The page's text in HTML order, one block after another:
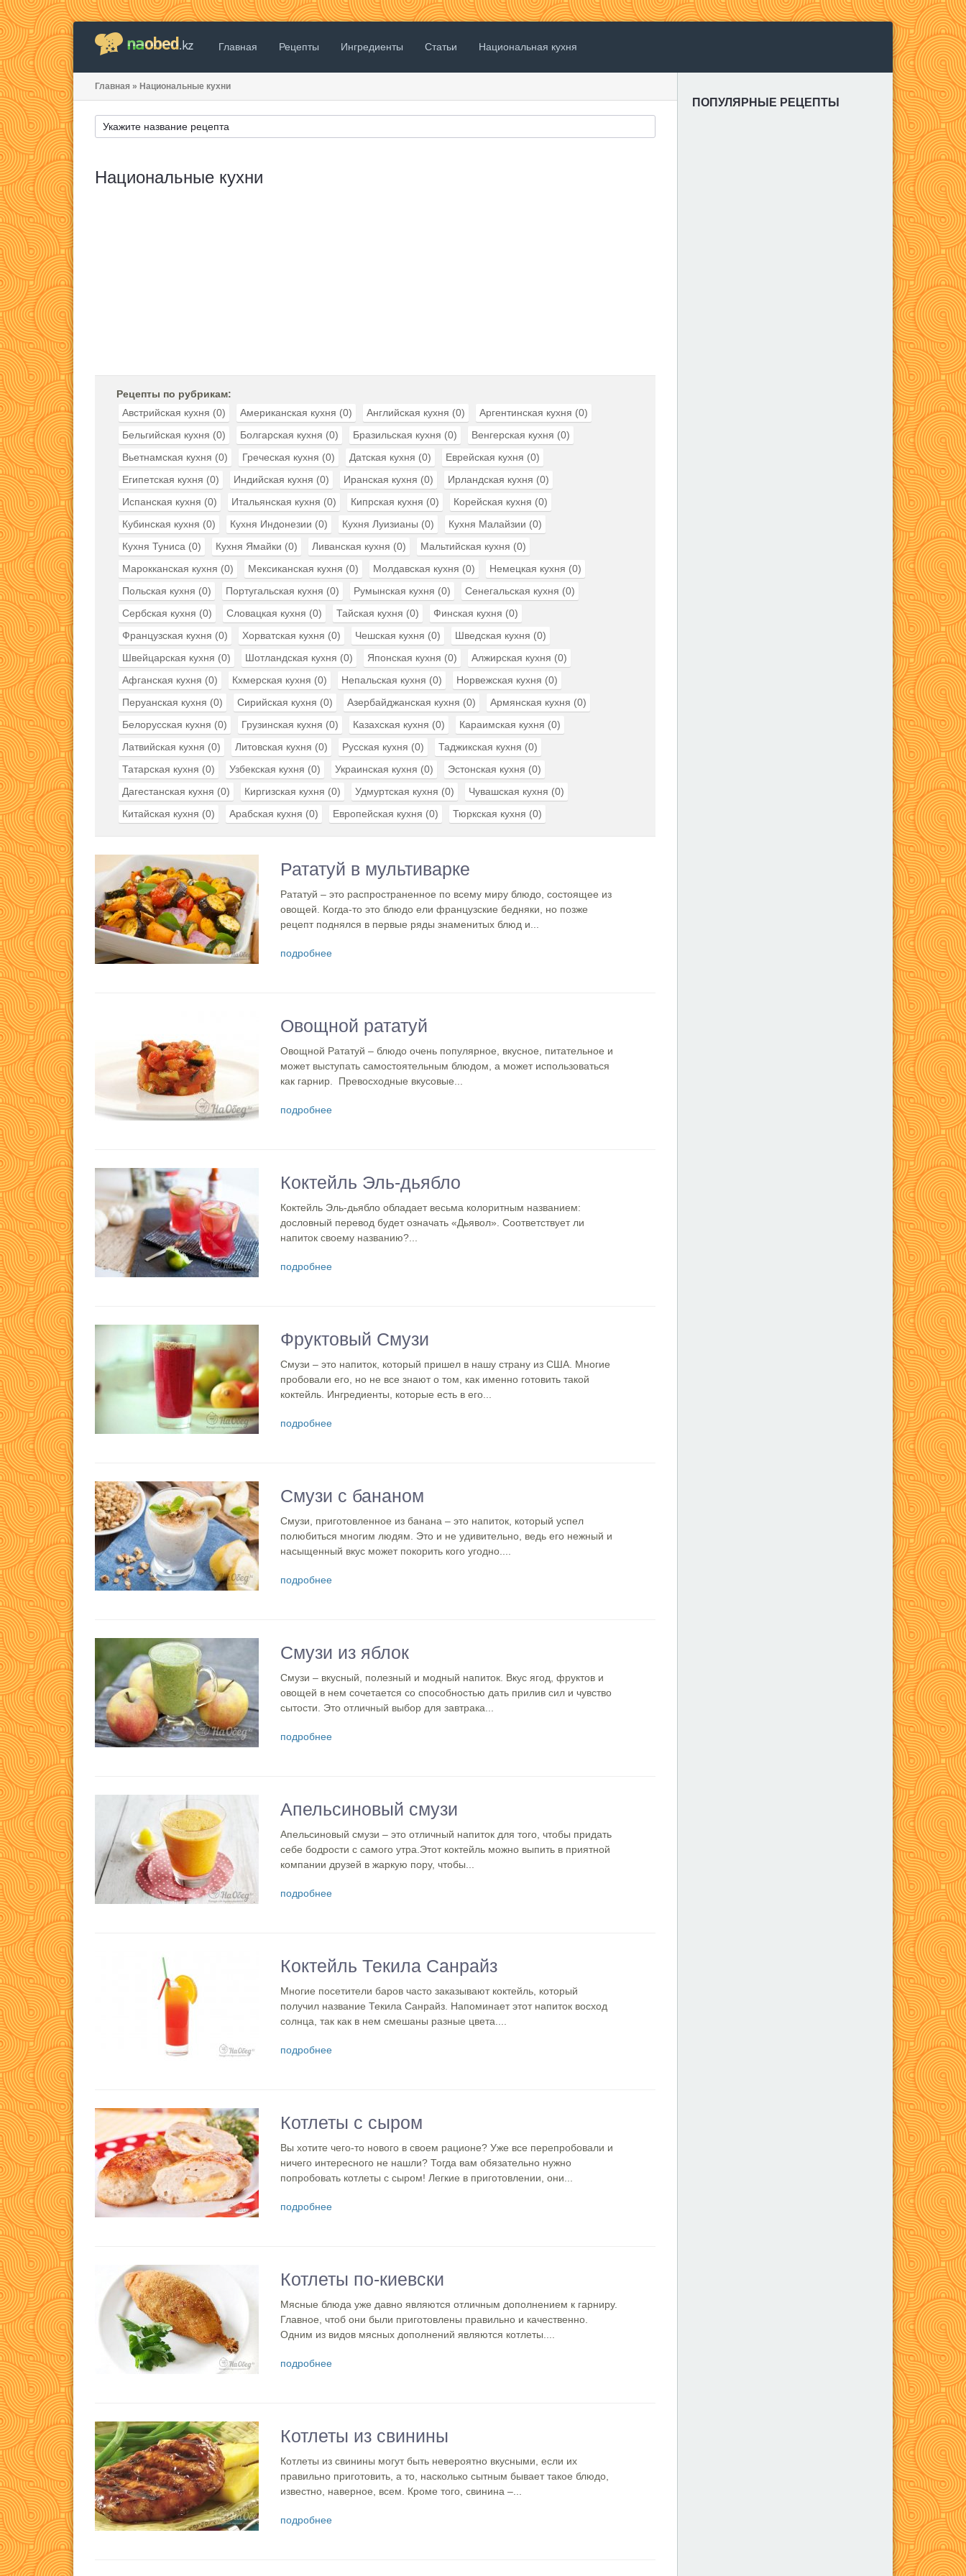
Главная Рецепты Ингредиенты Статьи Национальная кухня
Главная » Национальные кухни
Национальные кухни
Рецепты по рубрикам:
Австрийская кухня (0) Американская кухня (0) Английская кухня (0) Аргентинская кухня (0)
Бельгийская кухня (0) Болгарская кухня (0) Бразильская кухня (0) Венгерская кухня (0)
Вьетнамская кухня (0) Греческая кухня (0) Датская кухня (0) Еврейская кухня (0)
Египетская кухня (0) Индийская кухня (0) Иранская кухня (0) Ирландская кухня (0)
Испанская кухня (0) Итальянская кухня (0) Кипрская кухня (0) Корейская кухня (0)
Кубинская кухня (0) Кухня Индонезии (0) Кухня Луизианы (0) Кухня Малайзии (0)
Кухня Туниса (0) Кухня Ямайки (0) Ливанская кухня (0) Мальтийская кухня (0)
Марокканская кухня (0) Мексиканская кухня (0) Молдавская кухня (0) Немецкая кухня (0)
Польская кухня (0) Португальская кухня (0) Румынская кухня (0) Сенегальская кухня (0)
Сербская кухня (0) Словацкая кухня (0) Тайская кухня (0) Финская кухня (0)
Французская кухня (0) Хорватская кухня (0) Чешская кухня (0) Шведская кухня (0)
Швейцарская кухня (0) Шотландская кухня (0) Японская кухня (0) Алжирская кухня (0)
Афганская кухня (0) Кхмерская кухня (0) Непальская кухня (0) Норвежская кухня (0)
Перуанская кухня (0) Сирийская кухня (0) Азербайджанская кухня (0) Армянская кухня (0)
Белорусская кухня (0) Грузинская кухня (0) Казахская кухня (0) Караимская кухня (0)
Латвийская кухня (0) Литовская кухня (0) Русская кухня (0) Таджикская кухня (0)
Татарская кухня (0) Узбекская кухня (0) Украинская кухня (0) Эстонская кухня (0)
Дагестанская кухня (0) Киргизская кухня (0) Удмуртская кухня (0) Чувашская кухня (0)
Китайская кухня (0) Арабская кухня (0) Европейская кухня (0) Тюркская кухня (0)
Рататуй в мультиварке
Рататуй – это распространенное по всему миру блюдо, состоящее из
овощей. Когда-то это блюдо ели французские бедняки, но позже
рецепт поднялся в первые ряды знаменитых блюд и...
подробнее
Овощной рататуй
Овощной Рататуй – блюдо очень популярное, вкусное, питательное и
может выступать самостоятельным блюдом, а может использоваться
как гарнир. Превосходные вкусовые...
подробнее
Коктейль Эль-дьябло
Коктейль Эль-дьябло обладает весьма колоритным названием:
дословный перевод будет означать «Дьявол». Соответствует ли
напиток своему названию?...
подробнее
Фруктовый Смузи
Смузи – это напиток, который пришел в нашу страну из США. Многие
пробовали его, но не все знают о том, как именно готовить такой
коктейль. Ингредиенты, которые есть в его...
подробнее
Смузи с бананом
Смузи, приготовленное из банана – это напиток, который успел
полюбиться многим людям. Это и не удивительно, ведь его нежный и
насыщенный вкус может покорить кого угодно....
подробнее
Смузи из яблок
Смузи – вкусный, полезный и модный напиток. Вкус ягод, фруктов и
овощей в нем сочетается со способностью дать прилив сил и чувство
сытости. Это отличный выбор для завтрака...
подробнее
Апельсиновый смузи
Апельсиновый смузи – это отличный напиток для того, чтобы придать
себе бодрости с самого утра.Этот коктейль можно выпить в приятной
компании друзей в жаркую пору, чтобы...
подробнее
Коктейль Текила Санрайз
Многие посетители баров часто заказывают коктейль, который
получил название Текила Санрайз. Напоминает этот напиток восход
солнца, так как в нем смешаны разные цвета....
подробнее
Котлеты с сыром
Вы хотите чего-то нового в своем рационе? Уже все перепробовали и
ничего интересного не нашли? Тогда вам обязательно нужно
попробовать котлеты с сыром! Легкие в приготовлении, они...
подробнее
Котлеты по-киевски
Мясные блюда уже давно являются отличным дополнением к гарниру.
Главное, чтоб они были приготовлены правильно и качественно.
Одним из видов мясных дополнений являются котлеты....
подробнее
Котлеты из свинины
Котлеты из свинины могут быть невероятно вкусными, если их
правильно приготовить, а то, насколько сытным бывает такое блюдо,
известно, наверное, всем. Кроме того, свинина –...
подробнее
ПОПУЛЯРНЫЕ РЕЦЕПТЫ